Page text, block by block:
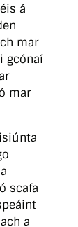
á
mar
gcónaí
mar
scafa
a